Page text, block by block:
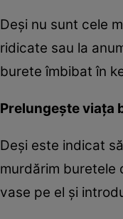
Deși nu sunt cele
ridicate sau la
burete îmbibat în
Prelungește viața
Deși este indicat
murdărim buretele
vase pe el și